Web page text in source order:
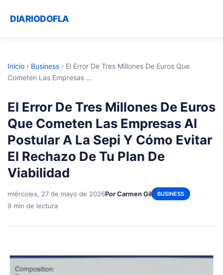
DIARIODOFLA
Inicio › Business › El Error De Tres Millones De Euros Que
Cometen Las Empresas ...
El Error De Tres Millones De Euros
Que Cometen Las Empresas Al
Postular A La Sepi Y Cómo Evitar
El Rechazo De Tu Plan De
Viabilidad
miércoles, 27 de mayo de 2026Por Carmen Gil BUSINESS
9 min de lectura